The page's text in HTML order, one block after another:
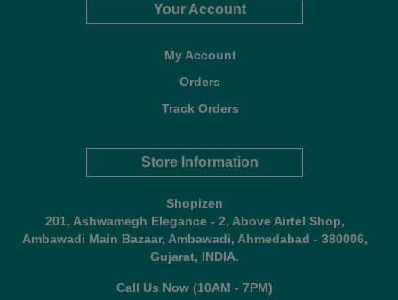
Your Account
My Account
Orders
Track Orders
Store Information
Shopizen
201, Ashwamegh Elegance - 2, Above Airtel Shop,
Ambawadi Main Bazaar, Ambawadi, Ahmedabad - 380006,
Gujarat, INDIA.
Call Us Now (10AM - 7PM)